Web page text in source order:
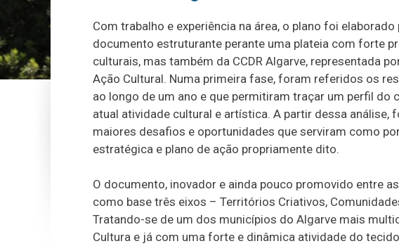
Com trabalho e experiência na área, o plano foi
documento estruturante perante uma plateia com forte
culturais, mas também da CCDR Algarve, representada
Ação Cultural. Numa primeira fase, foram referidos os
ao longo de um ano e que permitiram traçar um perfil do
atual atividade cultural e artística. A partir dessa análise,
maiores desafios e oportunidades que serviram como
estratégica e plano de ação propriamente dito.
O documento, inovador e ainda pouco promovido entre
como base três eixos – Territórios Criativos,
Tratando-se de um dos municípios do Algarve mais
Cultura e já com uma forte e dinâmica atividade do